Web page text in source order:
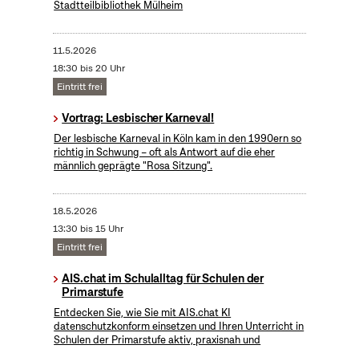
Stadtteilbibliothek Mülheim
11.5.2026
18:30 bis 20 Uhr
Eintritt frei
Vortrag: Lesbischer Karneval!
Der lesbische Karneval in Köln kam in den 1990ern so
richtig in Schwung – oft als Antwort auf die eher
männlich geprägte "Rosa Sitzung".
18.5.2026
13:30 bis 15 Uhr
Eintritt frei
AIS.chat im Schulalltag für Schulen der
Primarstufe
Entdecken Sie, wie Sie mit AIS.chat KI
datenschutzkonform einsetzen und Ihren Unterricht in
Schulen der Primarstufe aktiv, praxisnah und